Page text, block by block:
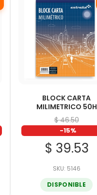
BLOCK CARTA
MILIMETRICO 50H
$ 46.50
-15%
$ 39.53
SKU: 5146
DISPONIBLE